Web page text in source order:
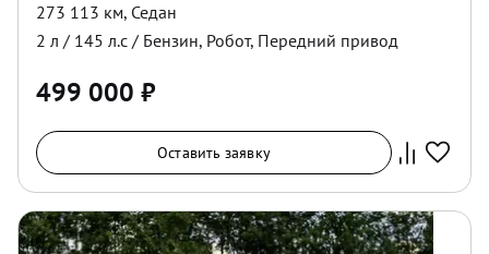
273 113 км, Седан
2 л / 145 л.с / Бензин, Робот, Передний привод
499 000 ₽
Оставить заявку